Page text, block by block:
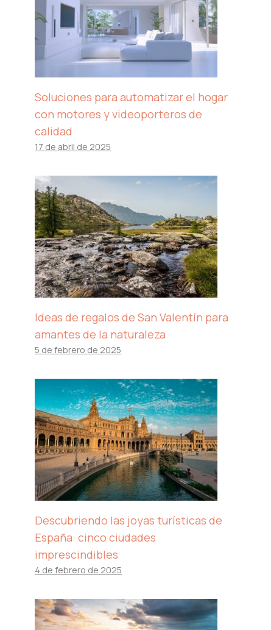
Soluciones para automatizar el hogar
con motores y videoporteros de
calidad
17 de abril de 2025
Ideas de regalos de San Valentín para
amantes de la naturaleza
5 de febrero de 2025
Descubriendo las joyas turísticas de
España: cinco ciudades
imprescindibles
4 de febrero de 2025